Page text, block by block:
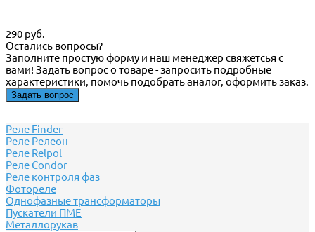
290 руб.
Остались вопросы?
Заполните простую форму и наш менеджер свяжетсья с
вами! Задать вопрос о товаре - запросить подробные
характеристики, помочь подобрать аналог, оформить заказ.
Задать вопрос
Реле Finder
Реле Релеон
Реле Relpol
Реле Сondor
Реле контроля фаз
Фотореле
Однофазные трансформаторы
Пускатели ПМЕ
Металлорукав